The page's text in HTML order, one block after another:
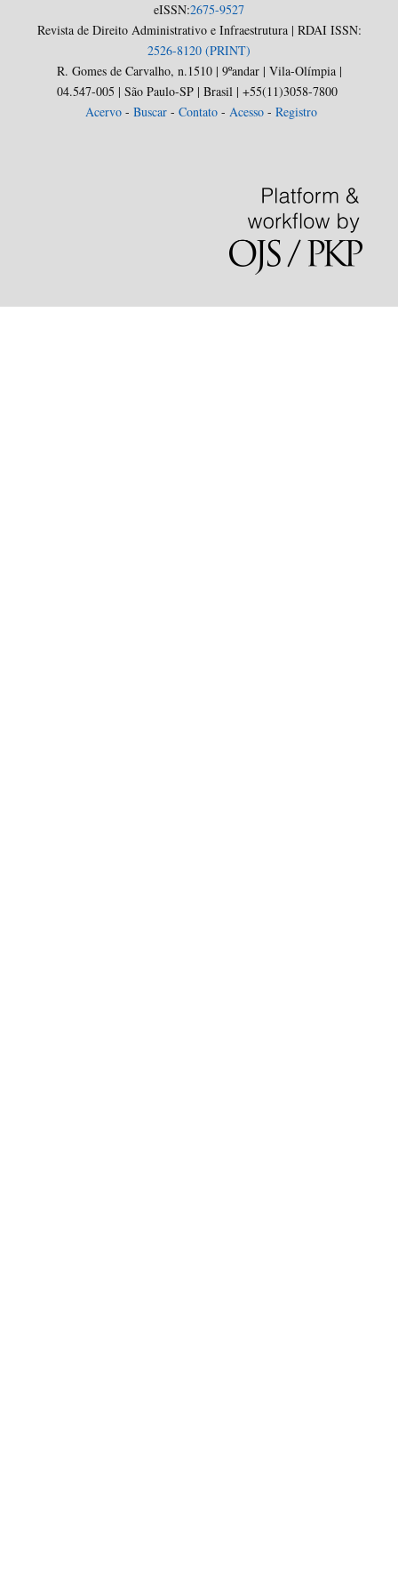
eISSN:2675-9527
Revista de Direito Administrativo e Infraestrutura | RDAI ISSN:
2526-8120 (PRINT)
R. Gomes de Carvalho, n.1510 | 9ºandar | Vila-Olímpia |
04.547-005 | São Paulo-SP | Brasil | +55(11)3058-7800
Acervo - Buscar - Contato - Acesso - Registro